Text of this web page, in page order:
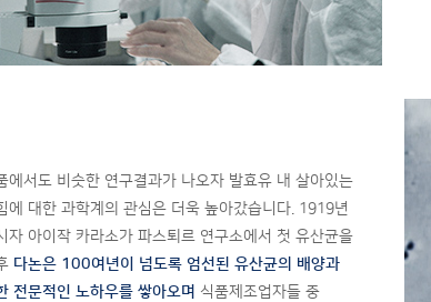
에서도 비슷한 연구결과가 나오자 발효유 내 살아있는
에 대한 과학계의 관심은 더욱 높아갔습니다. 1919년
자 아이작 카라소가 파스퇴르 연구소에서 첫 유산균을
다논은 100여년이 넘도록 엄선된 유산균의 배양과
전문적인 노하우를 쌓아오며 식품제조업자들 중